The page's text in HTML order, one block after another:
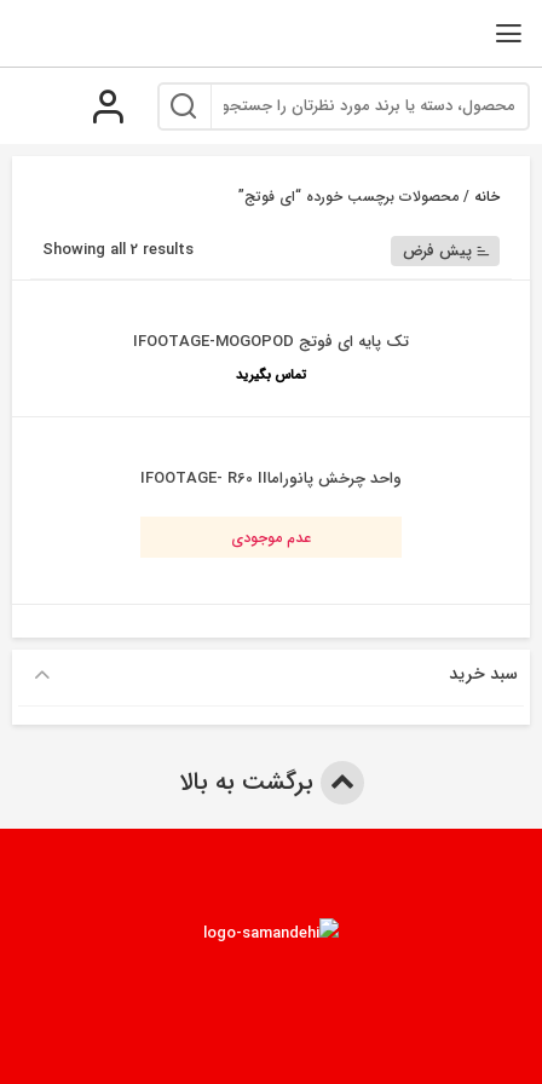
خانه / محصولات برچسب خورده “ای فوتج”
Showing all 2 results پیش فرض
تک پایه ای فوتج IFOOTAGE-MOGOPOD
تماس بگیرید
واحد چرخش پانوراماIFOOTAGE- R60 II
عدم موجودی
سبد خرید
برگشت به بالا